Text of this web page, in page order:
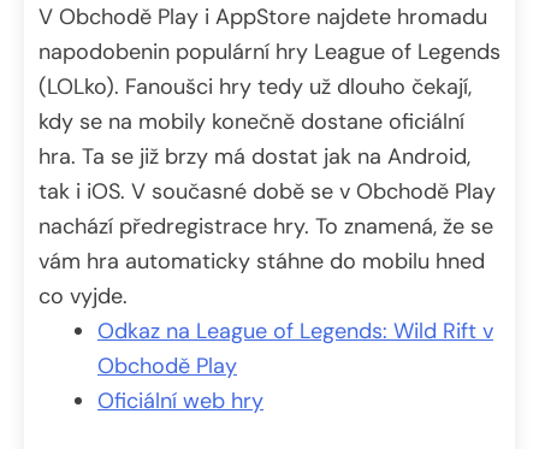
V Obchodě Play i AppStore najdete hromadu
napodobenin populární hry League of Legends
(LOLko). Fanoušci hry tedy už dlouho čekají,
kdy se na mobily konečně dostane oficiální
hra. Ta se již brzy má dostat jak na Android,
tak i iOS. V současné době se v Obchodě Play
nachází předregistrace hry. To znamená, že se
vám hra automaticky stáhne do mobilu hned
co vyjde.
Odkaz na League of Legends: Wild Rift v
Obchodě Play
Oficiální web hry